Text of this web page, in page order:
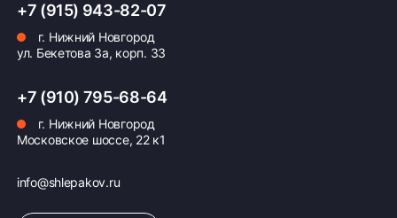
безопасность в сложных зимних условиях.
Создана в 2019 году, эта модель производится в
России, что гарантирует высокое качество
клиентов.
Возможна картой, наличными при получении,
также доступно оформление кредита и
формирование счёта для Юр.Лица
ПОДРОБНЕЕ ОБ ОПЛАТЕ
+7 (915) 943-82-07
г. Нижний Новгород
ул. Бекетова 3а, корп. 33
+7 (910) 795-68-64
г. Нижний Новгород
Московское шоссе, 22 к1
info@shlepakov.ru